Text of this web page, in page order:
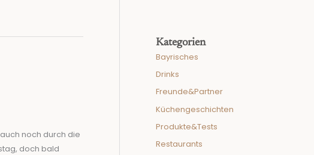
noch durch die
doch bald
Kategorien
Bayrisches
Drinks
Freunde&Partner
Küchengeschichten
Produkte&Tests
Restaurants